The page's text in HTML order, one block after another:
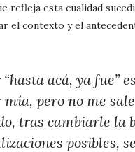
refleja esta cualidad
el contexto y el
acá, ya fue”
mía, pero no me
tras cambiarle la
posibles,